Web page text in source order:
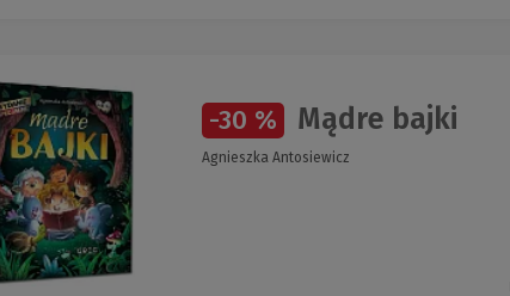
-30 % Mądre bajki
Agnieszka Antosiewicz